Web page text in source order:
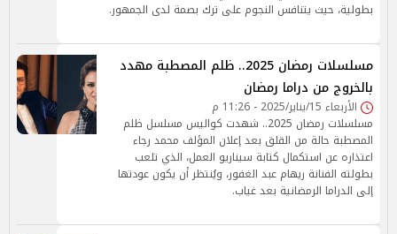
بطولية، حيث يتنافس النجوم على ترك بصمة لدى الجمهور.
مسلسلات رمضان 2025.. ظلم المصطبة مهدد
بالخروج من دراما رمضان
الأربعاء 15/يناير/2025 - 11:26 م
مسلسلات رمضان 2025.. شهدت كواليس مسلسل ظلم
المصطبة حالة من القلق بعد إعلان المؤلف محمد رجاء
اعتذاره عن استكمال كتابة سيناريو العمل، الذي تلعب
بطولته الفنانة ريهام عبد الغفور، ويُنتظر أن يكون عودتها
إلى الدراما الرمضانية بعد غياب.